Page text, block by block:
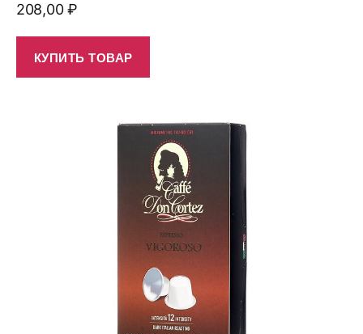
208,00₽
КУПИТЬ ТОВАР